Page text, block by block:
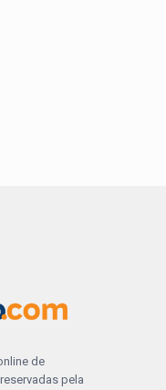
de
pela